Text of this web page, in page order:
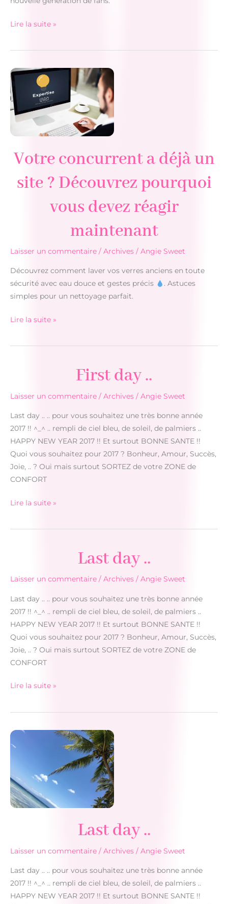
contre
vampires
:
le
reboot
là
en
2026
Lire la suite »
Votre concurrent a déjà un
site ? Découvrez pourquoi
vous devez réagir
maintenant
Laisser un commentaire / Archives / Angie Sweet
Découvrez comment laver vos verres anciens en toute
sécurité avec eau douce et gestes précis
. Astuces
simples pour un nettoyage parfait.
Votre
a
?
pourquoi
réagir
maintenant
Lire la suite »
First day ..
Laisser un commentaire / Archives / Angie Sweet
Last day .. .. pour vous souhaitez une très bonne année
2017 !! ^_^ .. rempli de ciel bleu, de soleil, de palmiers ..
HAPPY NEW YEAR 2017 !! Et surtout BONNE SANTE !!
Quoi vous souhaitez pour 2017 ? Bonheur, Amour, Succès,
Joie, .. ? Oui mais surtout SORTEZ de votre ZONE de
CONFORT
First
..
Lire la suite »
Last day ..
Laisser un commentaire / Archives / Angie Sweet
Last day .. .. pour vous souhaitez une très bonne année
2017 !! ^_^ .. rempli de ciel bleu, de soleil, de palmiers ..
HAPPY NEW YEAR 2017 !! Et surtout BONNE SANTE !!
Quoi vous souhaitez pour 2017 ? Bonheur, Amour, Succès,
Joie, .. ? Oui mais surtout SORTEZ de votre ZONE de
CONFORT
Last
..
Lire la suite »
Last day ..
Laisser un commentaire / Archives / Angie Sweet
Last day .. .. pour vous souhaitez une très bonne année
2017 !! ^_^ .. rempli de ciel bleu, de soleil, de palmiers ..
HAPPY NEW YEAR 2017 !! Et surtout BONNE SANTE !!